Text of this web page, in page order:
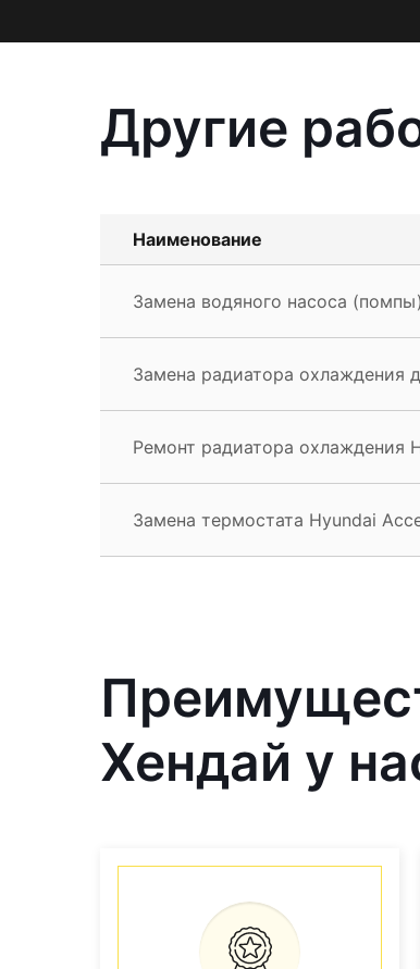
Другие
Наименование
Замена водяного насоса
Замена радиатора охлаждения
Ремонт радиатора охлаждения
Замена термостата Hyundai
Хендай у